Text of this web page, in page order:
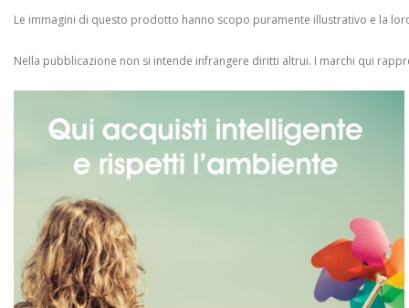
Le immagini di questo prodotto hanno scopo puramente illustrativo e la
Nella pubblicazione non si intende infrangere diritti altrui. I marchi qui